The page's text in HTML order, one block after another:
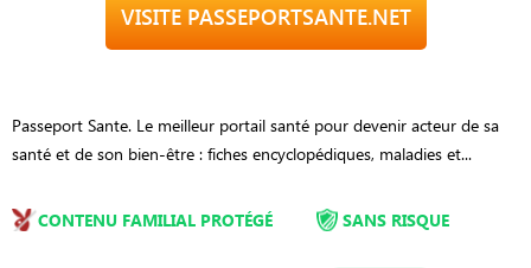
VISITE PASSEPORTSANTE.NET
Passeport Sante. Le meilleur portail santé pour devenir acteur de sa
santé et de son bien-être : fiches encyclopédiques, maladies et...
CONTENU FAMILIAL PROTÉGÉ SANS RISQUE